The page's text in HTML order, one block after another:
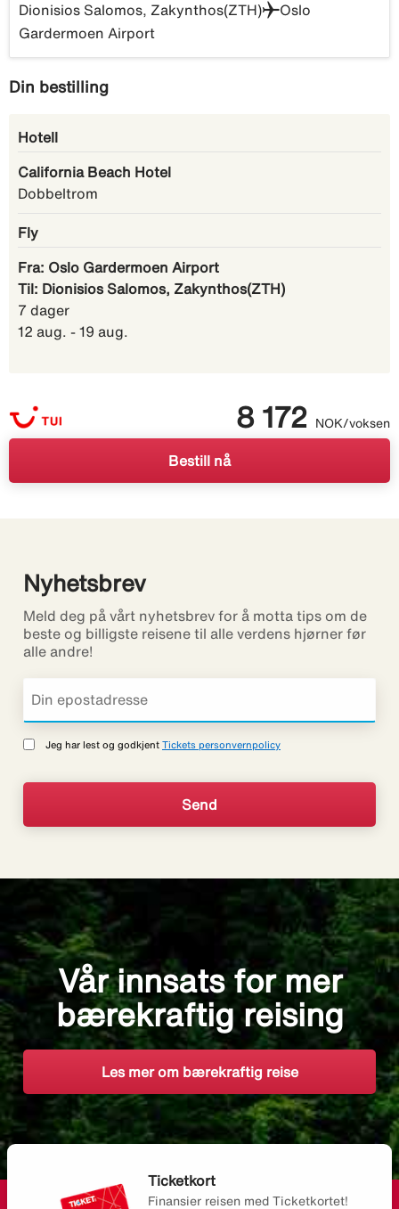
Dionisios Salomos, Zakynthos(ZTH)
Oslo
Gardermoen Airport
Din bestilling
Hotell
California Beach Hotel
Dobbeltrom
Fly
Fra: Oslo Gardermoen Airport
Til: Dionisios Salomos, Zakynthos(ZTH)
7 dager
12 aug. - 19 aug.
8 172 NOK/voksen
Bestill nå
Nyhetsbrev
Meld deg på vårt nyhetsbrev for å motta tips om de
beste og billigste reisene til alle verdens hjørner før
alle andre!
Jeg har lest og godkjent Tickets personvernpolicy
Vår innsats for mer
bærekraftig reising
Les mer om bærekraftig reise
Ticketkort
Finansier reisen med Ticketkortet!